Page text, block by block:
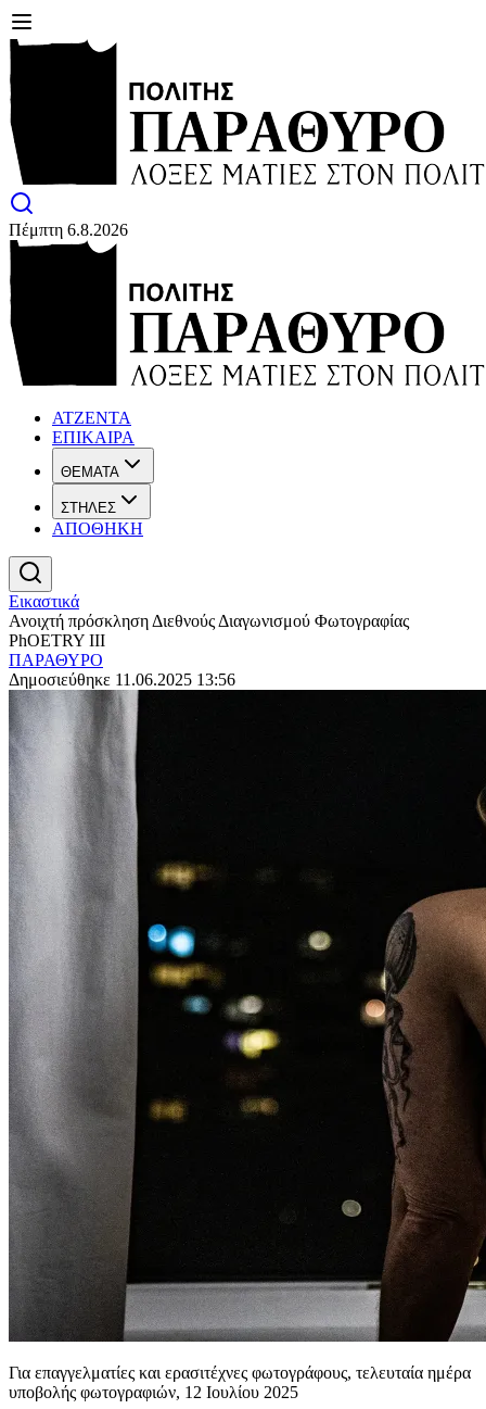
Πέμπτη 6.8.2026
ΑΤΖΕΝΤΑ
ΕΠΙΚΑΙΡΑ
ΘΕΜΑΤΑ
ΣΤΗΛΕΣ
ΑΠΟΘΗΚΗ
Εικαστικά
Ανοιχτή πρόσκληση Διεθνούς Διαγωνισμού Φωτογραφίας
PhOETRY IIΙ
ΠΑΡΑΘΥΡΟ
Δημοσιεύθηκε 11.06.2025 13:56
Για επαγγελματίες και ερασιτέχνες φωτογράφους, τελευταία ημέρα
υποβολής φωτογραφιών, 12 Ιουλίου 2025